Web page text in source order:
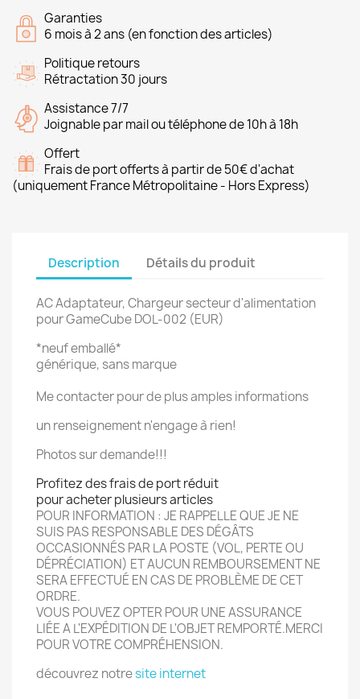
Garanties
6 mois à 2 ans (en fonction des articles)
Politique retours
Rétractation 30 jours
Assistance 7/7
Joignable par mail ou téléphone de 10h à 18h
Offert
Frais de port offerts à partir de 50€ d'achat
(uniquement France Métropolitaine - Hors Express)
Description Détails du produit
AC Adaptateur, Chargeur secteur d'alimentation
pour GameCube DOL-002 (EUR)
*neuf emballé*
générique, sans marque
Me contacter pour de plus amples informations
un renseignement n'engage à rien!
Photos sur demande!!!
Profitez des frais de port réduit
pour acheter plusieurs articles
POUR INFORMATION : JE RAPPELLE QUE JE NE
SUIS PAS RESPONSABLE DES DÉGÂTS
OCCASIONNÉS PAR LA POSTE (VOL, PERTE OU
DÉPRÉCIATION) ET AUCUN REMBOURSEMENT NE
SERA EFFECTUÉ EN CAS DE PROBLÈME DE CET
ORDRE.
VOUS POUVEZ OPTER POUR UNE ASSURANCE
LIÉE A L'EXPÉDITION DE L'OBJET REMPORTÉ.MERCI
POUR VOTRE COMPRÉHENSION.
découvrez notresite internet